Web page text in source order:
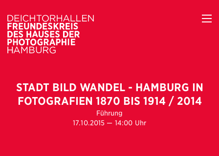
STADT BILD WANDEL - HAMBURG IN
FOTOGRAFIEN 1870 BIS 1914 / 2014
Führung
17.10.2015 — 14:00 Uhr